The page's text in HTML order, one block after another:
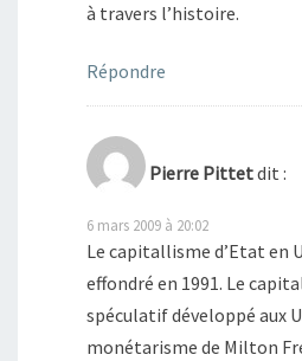
à travers l’histoire.
Répondre
Pierre Pittetdit :
6 mars 2009 à 20:02
Le capitallisme d’Etat en
effondré en 1991. Le
spéculatif développé aux
monétarisme de Milton